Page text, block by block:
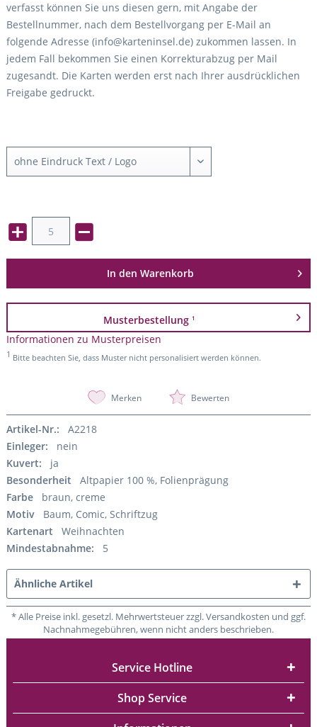
verfasst können Sie uns diesen gern, mit Angabe der
Bestellnummer, nach dem Bestellvorgang per E-Mail an
folgende Adresse (info@karteninsel.de) zukommen lassen. In
jedem Fall bekommen Sie einen Korrekturabzug per Mail
zugesandt. Die Karten werden erst nach Ihrer ausdrücklichen
Freigabe gedruckt.
In den Warenkorb
Musterbestellung 1
Informationen zu Musterpreisen
1 Bitte beachten Sie, dass Muster nicht personalisiert werden können.
Merken Bewerten
Artikel-Nr.:
A2218
Einleger:
nein
Kuvert:
ja
Besonderheit
Altpapier 100 %, Folienprägung
Farbe
braun, creme
Motiv
Baum, Comic, Schriftzug
Kartenart
Weihnachten
Mindestabnahme:
5
Ähnliche Artikel
* Alle Preise inkl. gesetzl. Mehrwertsteuer zzgl. Versandkosten und ggf.
Nachnahmegebühren, wenn nicht anders beschrieben.
Service Hotline
Shop Service